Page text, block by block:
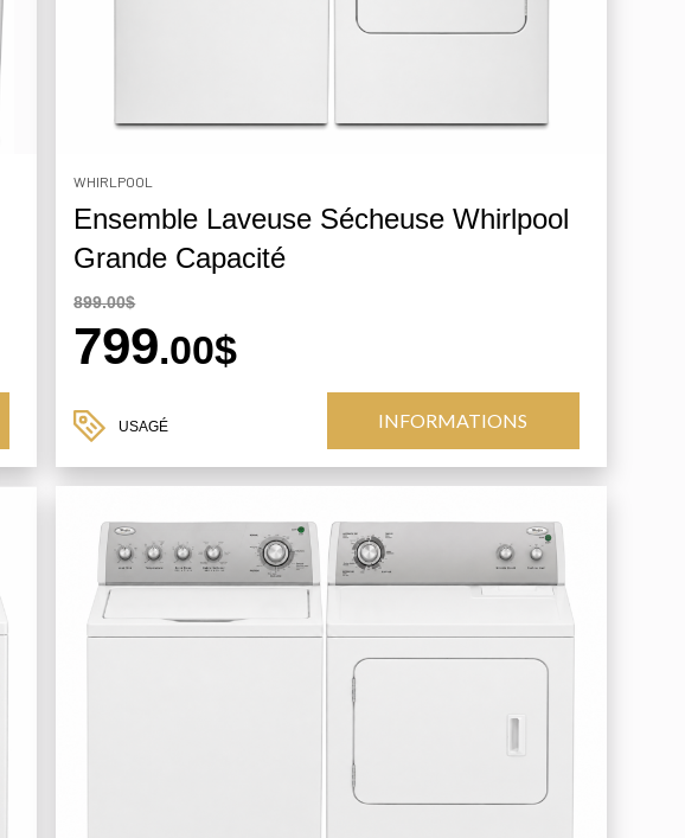
WHIRLPOOL
Ensemble Laveuse Sécheuse Whirlpool
Grande Capacité
899.00$
799.00$
USAGÉ INFORMATIONS